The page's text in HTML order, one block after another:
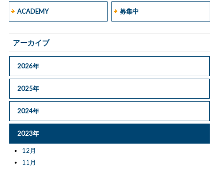
ACADEMY 募集中
アーカイブ
2026年
2025年
2024年
2023年
12月
11月